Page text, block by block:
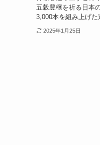
五穀豊穣を祈る日本
3,000本を組み上げた
2025年1月25日